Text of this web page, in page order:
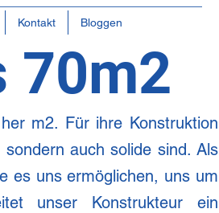
Kontakt Bloggen
70m2
m2. Für ihre Konstruktion
auch solide sind. Als
es uns ermöglichen, uns um
unser Konstrukteur ein